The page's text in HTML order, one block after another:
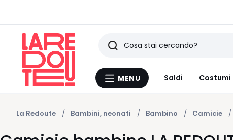
Menu
MENU Saldi Costumi
Ricerca
Ultimi
articoli
visti
La Redoute Bambini, neonati Bambino Camicie